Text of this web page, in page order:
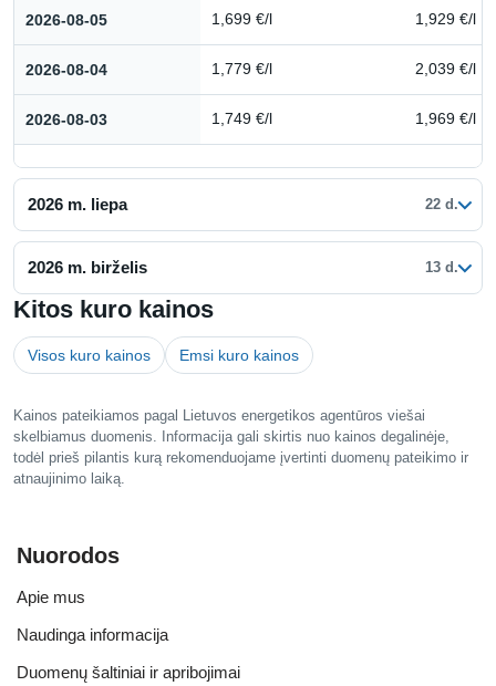
2026-08-05 1,699 €/l 1,929 €/l
2026-08-04 1,779 €/l 2,039 €/l
2026-08-03 1,749 €/l 1,969 €/l
2026 m. liepa 22 d.
2026 m. birželis 13 d.
Kitos kuro kainos
Visos kuro kainos Emsi kuro kainos
Kainos pateikiamos pagal Lietuvos energetikos agentūros viešai
skelbiamus duomenis. Informacija gali skirtis nuo kainos degalinėje,
todėl prieš pilantis kurą rekomenduojame įvertinti duomenų pateikimo ir
atnaujinimo laiką.
Nuorodos
Apie mus
Naudinga informacija
Duomenų šaltiniai ir apribojimai